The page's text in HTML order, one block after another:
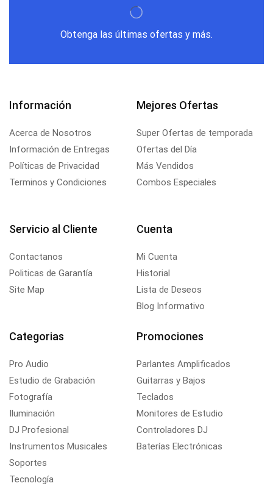
Obtenga las últimas ofertas y más.
Información
Acerca de Nosotros
Información de Entregas
Políticas de Privacidad
Terminos y Condiciones
Mejores Ofertas
Super Ofertas de temporada
Ofertas del Día
Más Vendidos
Combos Especiales
Servicio al Cliente
Contactanos
Politicas de Garantía
Site Map
Cuenta
Mi Cuenta
Historial
Lista de Deseos
Blog Informativo
Categorias
Pro Audio
Estudio de Grabación
Fotografía
Iluminación
DJ Profesional
Instrumentos Musicales
Soportes
Tecnología
Promociones
Parlantes Amplificados
Guitarras y Bajos
Teclados
Monitores de Estudio
Controladores DJ
Baterías Electrónicas